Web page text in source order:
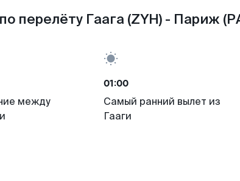
перелёту Гаага (ZYH) - Париж
между
01:00
Самый ранний вылет из
Гааги